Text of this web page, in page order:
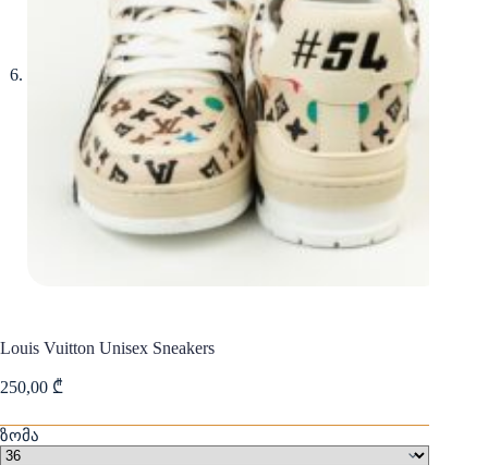
Louis Vuitton Unisex Sneakers
250,00 ₾
ზომა